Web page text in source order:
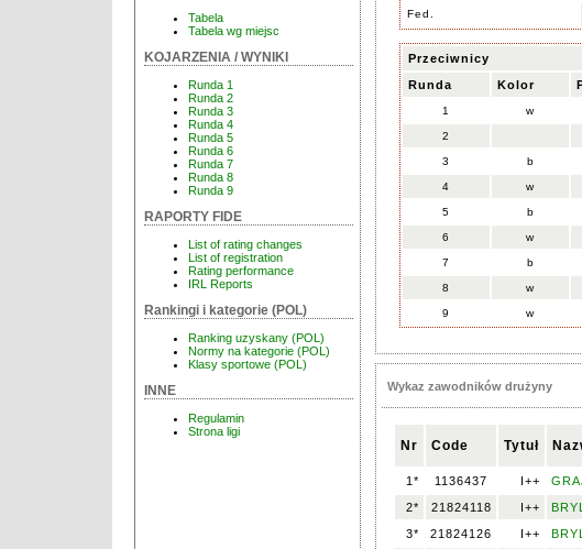
Tabela
Tabela wg miejsc
KOJARZENIA / WYNIKI
Runda 1
Runda 2
Runda 3
Runda 4
Runda 5
Runda 6
Runda 7
Runda 8
Runda 9
RAPORTY FIDE
List of rating changes
List of registration
Rating performance
IRL Reports
Rankingi i kategorie (POL)
Ranking uzyskany (POL)
Normy na kategorie (POL)
Klasy sportowe (POL)
INNE
Regulamin
Strona ligi
Fed.
Przeciwnicy
Runda
Kolor
1 w
2
3 b
4 w
5 b
6 w
7 b
8 w
9 w
Wykaz zawodników drużyny
Nr Code Tytuł
1* 1136437 I++
2*
21824118 I++
3*
21824126 I++